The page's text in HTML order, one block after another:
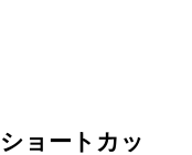
ョートカッ